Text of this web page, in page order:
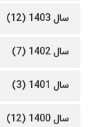
سال 1403 (12)
سال 1402 (7)
سال 1401 (3)
سال 1400 (12)